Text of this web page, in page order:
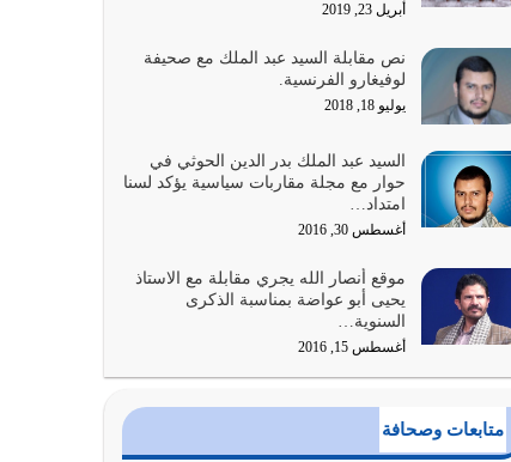
أولياء الشيطان كلما كانوا أكثر ولاءً وطاعة للشيطان
كلما كانوا أكثر ضعفاً
يوليو 30, 2026
وعد الله تعالى من يُقتل في سبيله بالحياة الأبدية
والرزق والاستبشار والنجاة والخلود في…
يوليو 29, 2026
سيرته معرفة شخصيته معرفة عظمته
يوليو 28, 2026
أبريل 23, 2019
نص مقابلة السيد عبد الملك مع صحيفة
لوفيغارو الفرنسية.
يوليو 18, 2018
السيد عبد الملك بدر الدين الحوثي في
حوار مع مجلة مقاربات سياسية يؤكد لسنا
امتداد…
أغسطس 30, 2016
موقع أنصار الله يجري مقابلة مع الاستاذ
يحيى أبو عواضة بمناسبة الذكرى
السنوية…
أغسطس 15, 2016
متابعات وصحافة